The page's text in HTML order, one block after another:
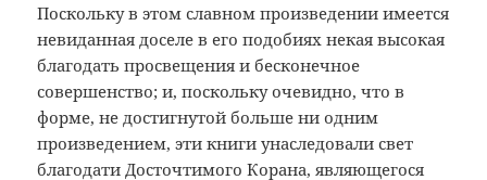
Поскольку в этом славном произведении имеется
невиданная доселе в его подобиях некая высокая
благодать просвещения и бесконечное
совершенство; и, поскольку очевидно, что в
форме, не достигнутой больше ни одним
произведением, эти книги унаследовали свет
благодати Досточтимого Корана, являющегося